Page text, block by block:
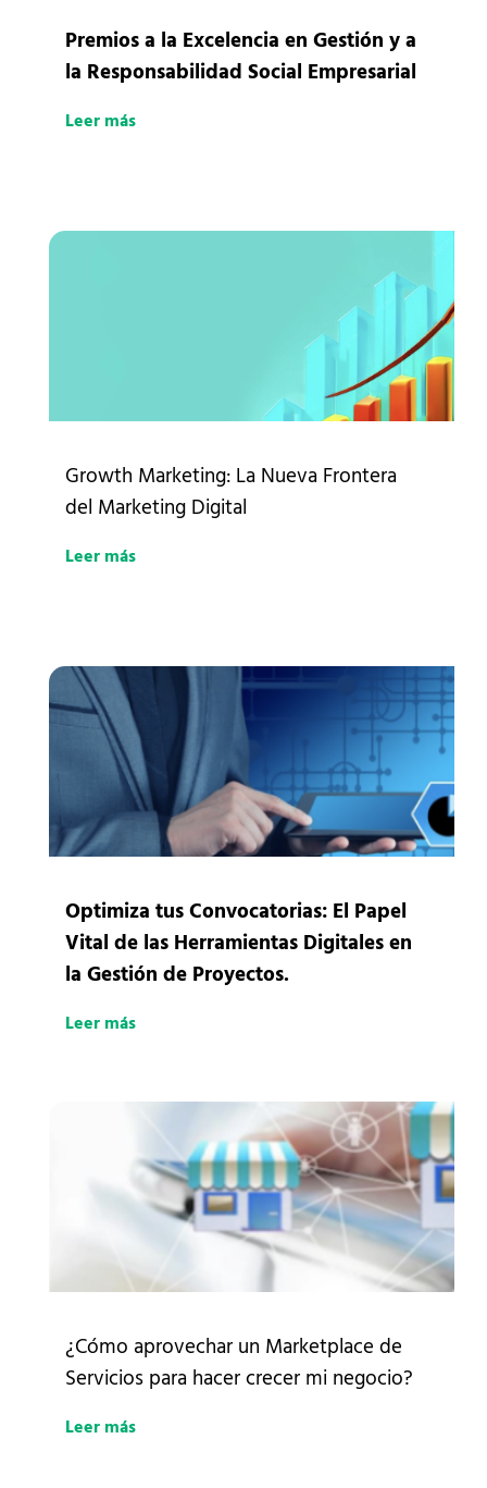
Premios a la Excelencia en Gestión y a
la Responsabilidad Social Empresarial
Leer más
Growth Marketing: La Nueva Frontera
del Marketing Digital
Leer más
Optimiza tus Convocatorias: El Papel
Vital de las Herramientas Digitales en
la Gestión de Proyectos.
Leer más
¿Cómo aprovechar un Marketplace de
Servicios para hacer crecer mi negocio?
Leer más